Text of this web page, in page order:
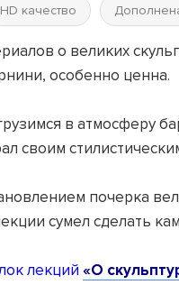
HD качество
о великих
особенно ценна.
в атмосферу
своим
почерка
сумел сделать
лекций «О